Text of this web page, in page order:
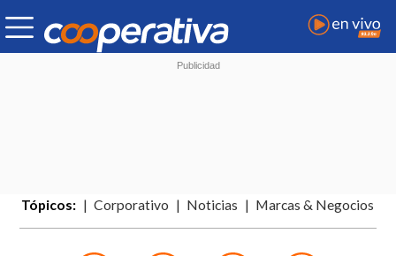
Tópicos: Corporativo Noticias Marcas & Negocios